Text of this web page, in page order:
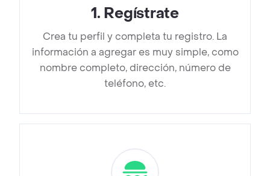
1. Regístrate
Crea tu perfil y completa tu registro. La
información a agregar es muy simple, como
nombre completo, dirección, número de
teléfono, etc.